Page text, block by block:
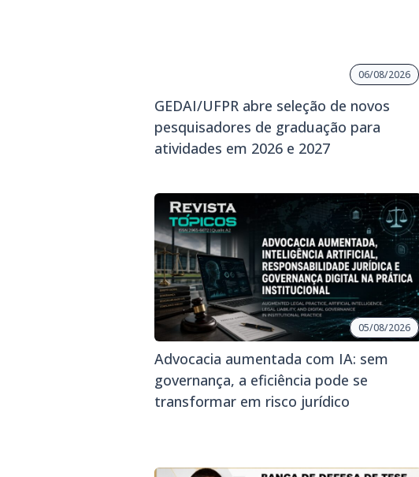
06/08/2026
GEDAI/UFPR abre seleção de novos
pesquisadores de graduação para
atividades em 2026 e 2027
05/08/2026
Advocacia aumentada com IA: sem
governança, a eficiência pode se
transformar em risco jurídico